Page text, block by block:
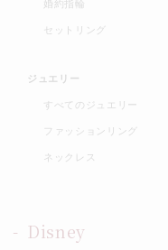
婚約指輪
セットリング
ジュエリー
すべてのジュエリー
ファッションリング
ネックレス
Disney